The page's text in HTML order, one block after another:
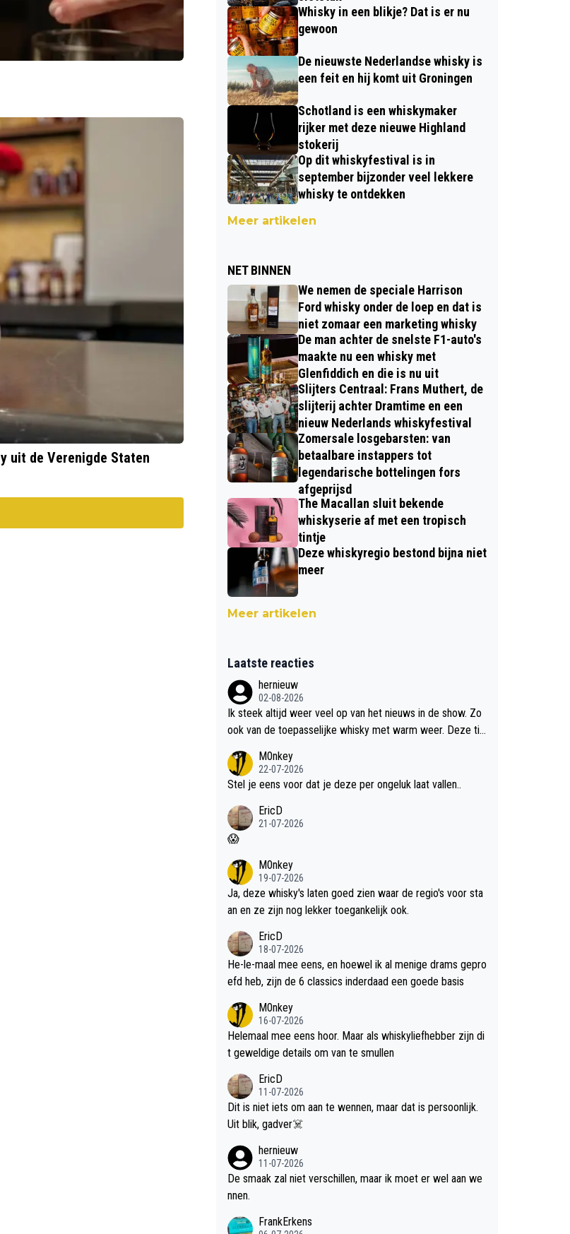
uit de Verenigde Staten
Whisky in een blikje? Dat is er nu
gewoon
De nieuwste Nederlandse whisky is
een feit en hij komt uit Groningen
Schotland is een whiskymaker
rijker met deze nieuwe Highland
stokerij
Op dit whiskyfestival is in
september bijzonder veel lekkere
whisky te ontdekken
Meer artikelen
NET BINNEN
We nemen de speciale Harrison
Ford whisky onder de loep en dat is
niet zomaar een marketing whisky
De man achter de snelste F1-auto's
maakte nu een whisky met
Glenfiddich en die is nu uit
Slijters Centraal: Frans Muthert, de
slijterij achter Dramtime en een
nieuw Nederlands whiskyfestival
Zomersale losgebarsten: van
betaalbare instappers tot
legendarische bottelingen fors
afgeprijsd
The Macallan sluit bekende
whiskyserie af met een tropisch
tintje
Deze whiskyregio bestond bijna niet
meer
Meer artikelen
Laatste reacties
hernieuw
02-08-2026
Ik steek altijd weer veel op van het nieuws in de show. Zo
ook van de toepasselijke whisky met warm weer. Deze tip
M0nkey
22-07-2026
Stel je eens voor dat je deze per ongeluk laat vallen..
EricD
21-07-2026
😱
M0nkey
19-07-2026
Ja, deze whisky's laten goed zien waar de regio's voor sta
an en ze zijn nog lekker toegankelijk ook.
EricD
18-07-2026
He-le-maal mee eens, en hoewel ik al menige drams gepro
efd heb, zijn de 6 classics inderdaad een goede basis
M0nkey
16-07-2026
Helemaal mee eens hoor. Maar als whiskyliefhebber zijn di
t geweldige details om van te smullen
EricD
11-07-2026
Dit is niet iets om aan te wennen, maar dat is persoonlijk.
Uit blik, gadver☠️
hernieuw
11-07-2026
De smaak zal niet verschillen, maar ik moet er wel aan we
nnen.
FrankErkens